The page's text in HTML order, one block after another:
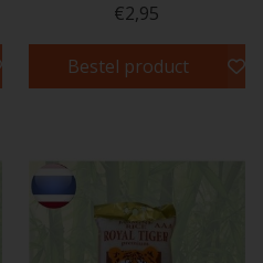
€2,95
Bestel product